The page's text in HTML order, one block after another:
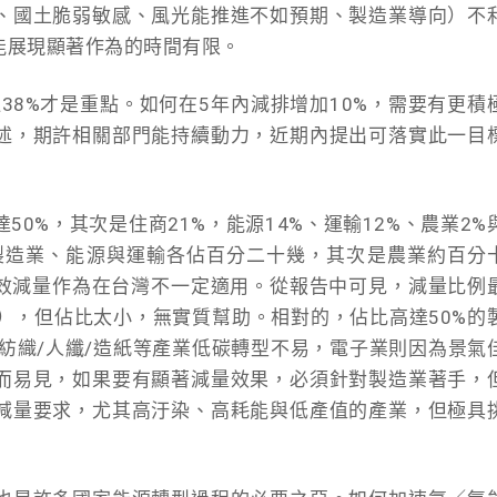
國土脆弱敏感、風光能推進不如預期、製造業導向）不
現顯著作為的時間有限。
才是重點。如何在5年內減排增加10%，需要有更積
，期許相關部門能持續動力，近期內提出可落實此一目
，其次是住商21%，能源14%、運輸12%、農業2%
業、能源與運輸各佔百分二十幾，其次是農業約百分
減量作為在台灣不一定適用。從報告中可見，減量比例
，但佔比太小，無實質幫助。相對的，佔比高達50%的
織/人纖/造紙等產業低碳轉型不易，電子業則因為景氣
易見，如果要有顯著減量效果，必須針對製造業著手，
量要求，尤其高汙染、高耗能與低產值的產業，但極具